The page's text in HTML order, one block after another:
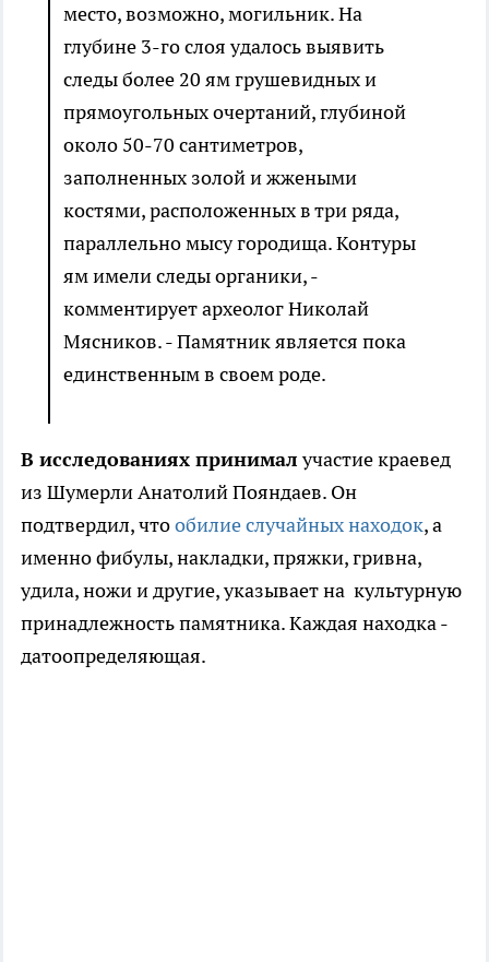
место, возможно, могильник. На
глубине 3-го слоя удалось выявить
следы более 20 ям грушевидных и
прямоугольных очертаний, глубиной
около 50-70 сантиметров,
заполненных золой и жжеными
костями, расположенных в три ряда,
параллельно мысу городища. Контуры
ям имели следы органики, -
комментирует археолог Николай
Мясников. - Памятник является пока
единственным в своем роде.
В исследованиях принималучастие краевед
из Шумерли Анатолий Пояндаев. Он
подтвердил, чтообилие случайных находок, а
именно фибулы, накладки, пряжки, гривна,
удила, ножи и другие, указывает на культурную
принадлежность памятника. Каждая находка -
датоопределяющая.